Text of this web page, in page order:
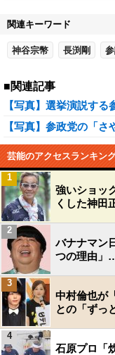
関連キーワード
神谷宗幣 長渕剛
■関連記事
【写真】選挙演説す
【写真】参政党の「さ
芸能のアクセスランキン
強いショッ
くした神田
1
バナナマン
つの理由」
2
中村倫也が
との「ずっ
3
石原プロ「
4